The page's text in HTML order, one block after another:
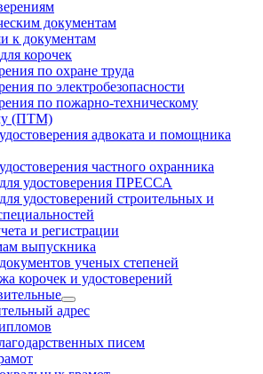
документам
к документам
корочек
по охране труда
по электробезопасности
по пожарно-техническому
(ПТМ)
адвоката и помощника
частного охранника
удостоверения ПРЕССА
удостоверений строительных и
и регистрации
выпускника
ученых степеней
корочек и удостоверений
адрес
писем